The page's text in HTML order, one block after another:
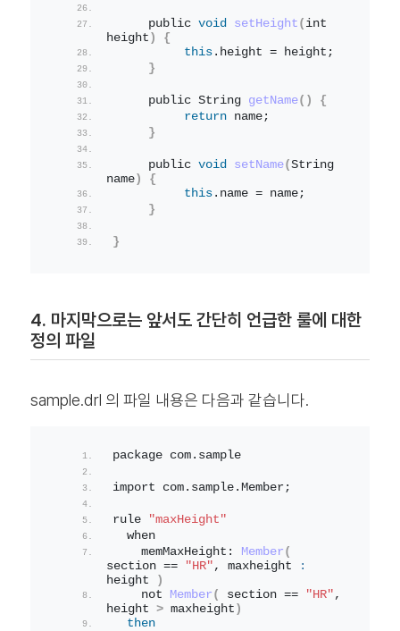
     public
void setHeight ( int
height )
{
this. height = height;
}
     public String
getName()
{
return name;
}
     public
void setName(String
name)
{
this. name = name;
}
}
4. 마지막으로는 앞서도 간단히 언급한 룰에 대한
정의 파일
sample.drl 의 파일 내용은 다음과 같습니다.
package com. sample
import com. sample. Member;
rule
"maxHeight"
  when
    memMaxHeight:
Member (
section ==
"HR" , maxheight
:
height
)
    not
Member ( section == "HR" ,
height > maxheight )
then